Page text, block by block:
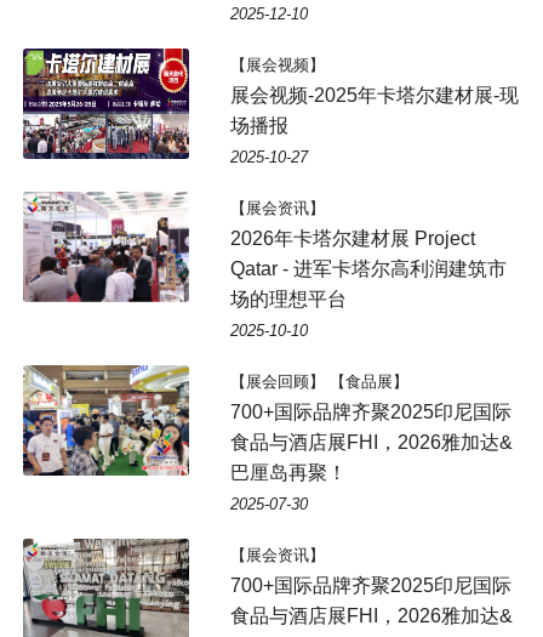
2025-12-10
【展会视频】
展会视频-2025年卡塔尔建材展-现
场播报
2025-10-27
【展会资讯】
2026年卡塔尔建材展 Project
Qatar - 进军卡塔尔高利润建筑市
场的理想平台
2025-10-10
【展会回顾】 【食品展】
700+国际品牌齐聚2025印尼国际
食品与酒店展FHI，2026雅加达&
巴厘岛再聚！
2025-07-30
【展会资讯】
700+国际品牌齐聚2025印尼国际
食品与酒店展FHI，2026雅加达&